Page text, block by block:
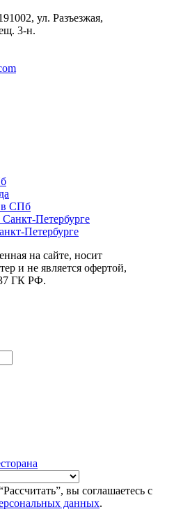
ул. Разъезжая,
3-н.
в СПб
Петербурге
на сайте, носит
и не является офертой,
ГК РФ.
вы соглашаетесь с
данных.